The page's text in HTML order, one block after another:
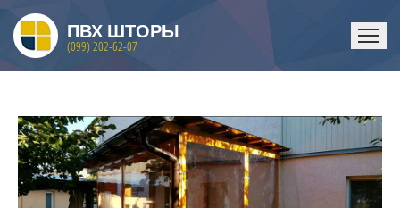
ПВХ ШТОРЫ
(099) 202-62-07